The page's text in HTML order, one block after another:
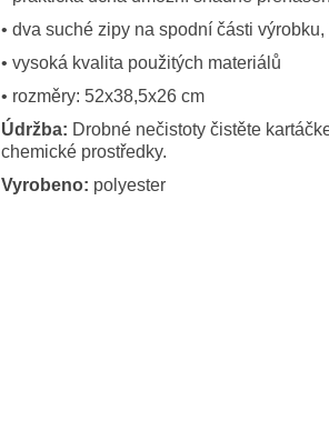
• dva suché zipy na spodní části
• vysoká kvalita použitých materiálů
• rozměry: 52x38,5x26 cm
Údržba: Drobné nečistoty čistěte
chemické prostředky.
Vyrobeno: polyester